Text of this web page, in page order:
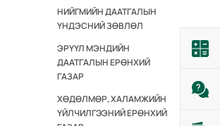
НИЙГМИЙН ДААТГАЛЫН
ҮНДЭСНИЙ ЗӨВЛӨЛ
ЭРҮҮЛ МЭНДИЙН
ДААТГАЛЫН ЕРӨНХИЙ
ГАЗАР
ХӨДӨЛМӨР, ХАЛАМЖИЙН
ҮЙЛЧИЛГЭЭНИЙ ЕРӨНХИЙ